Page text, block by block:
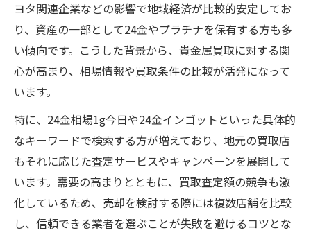
ヨタ関連企業などの影響で地域経済が比較的安定してお
り、資産の一部として24金やプラチナを保有する方も多
い傾向です。こうした背景から、貴金属買取に対する関
心が高まり、相場情報や買取条件の比較が活発になって
います。
特に、24金相場1g今日や24金インゴットといった具体的
なキーワードで検索する方が増えており、地元の買取店
もそれに応じた査定サービスやキャンペーンを展開して
います。需要の高まりとともに、買取査定額の競争も激
化しているため、売却を検討する際には複数店舗を比較
し、信頼できる業者を選ぶことが失敗を避けるコツとな